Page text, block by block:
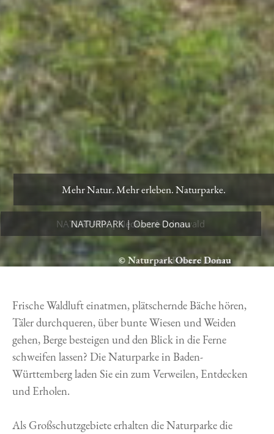
Mehr Natur. Mehr erleben. Naturparke.
NATURPARK | Obere Donau
© Naturpark Obere Donau
Frische Waldluft einatmen, plätschernde Bäche hören,
Täler durchqueren, über bunte Wiesen und Weiden
gehen, Berge besteigen und den Blick in die Ferne
schweifen lassen? Die Naturparke in Baden-
Württemberg laden Sie ein zum Verweilen, Entdecken
und Erholen.
Als Großschutzgebiete erhalten die Naturparke die